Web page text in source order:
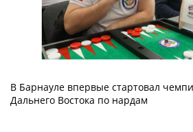
В Барнауле впервые стартовал
Дальнего Востока по нардам